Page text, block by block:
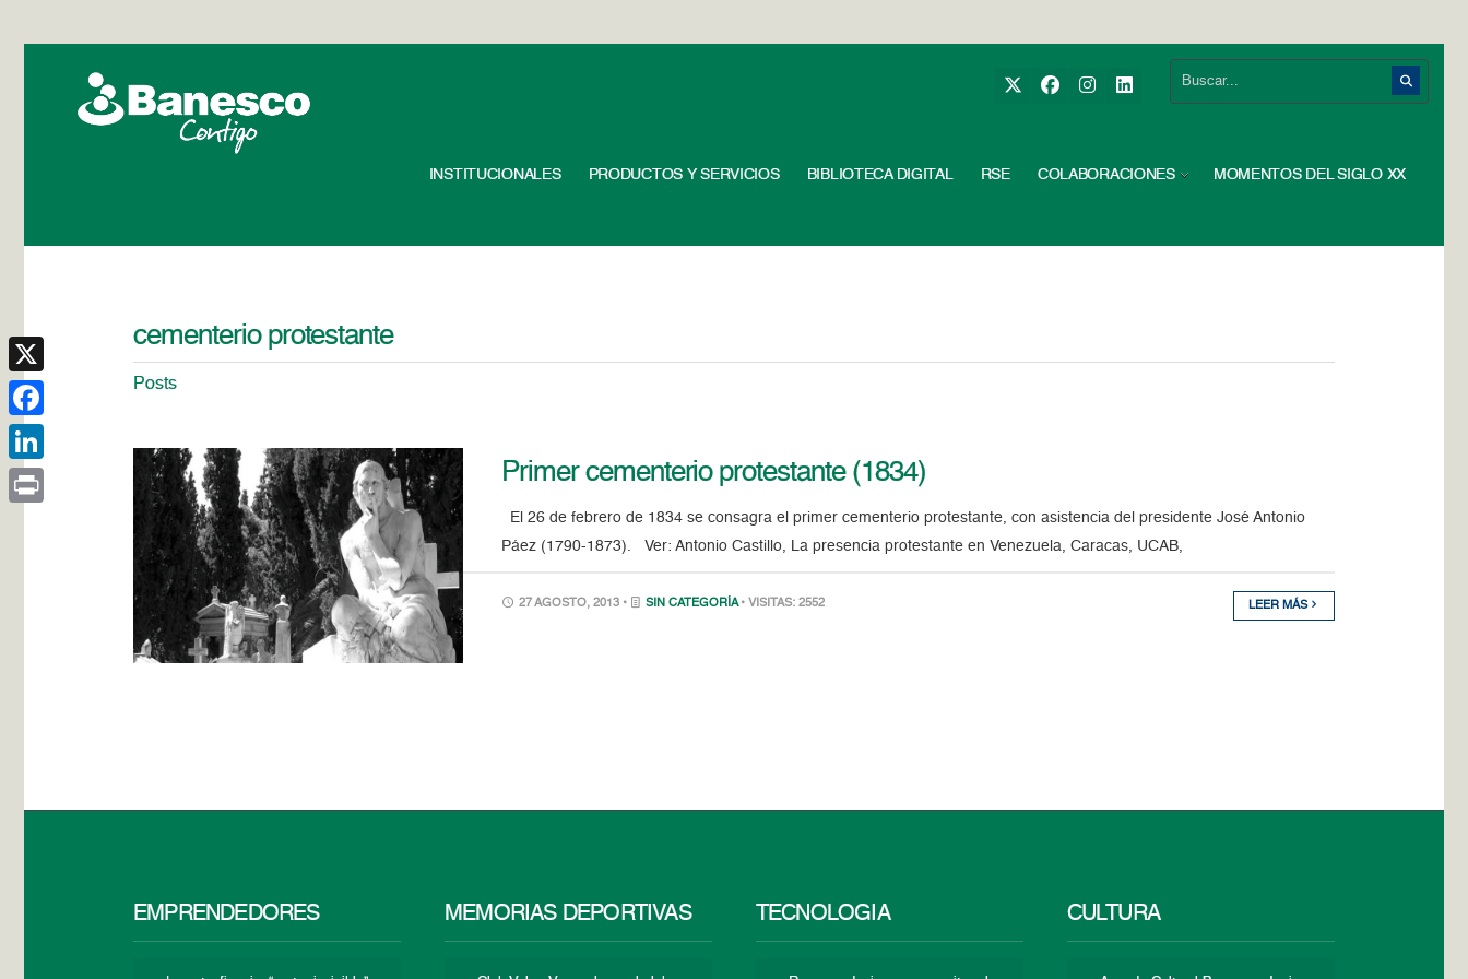
INSTITUCIONALES PRODUCTOS Y SERVICIOS BIBLIOTECA DIGITAL RSE COLABORACIONES MOMENTOS DEL SIGLO XX
cementerio protestante
Posts
Primer cementerio protestante (1834)
El 26 de febrero de 1834 se consagra el primer cementerio protestante, con asistencia del presidente José Antonio
Páez (1790-1873). Ver: Antonio Castillo, La presencia protestante en Venezuela, Caracas, UCAB,
27 AGOSTO, 2013 • SIN CATEGORÍA • VISITAS: 2552 LEER MÁS
EMPRENDEDORES MEMORIAS DEPORTIVAS TECNOLOGÍA CULTURA
X
Facebook
LinkedIn